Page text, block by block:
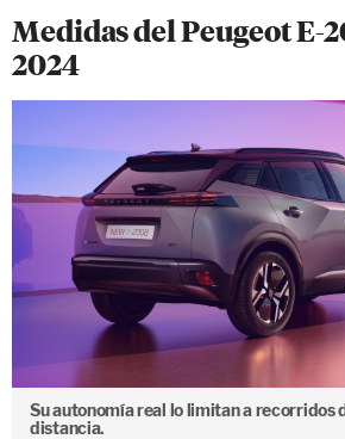
Medidas del Peugeot E-
2024
Su autonomía real lo limitan a recorridos
distancia.